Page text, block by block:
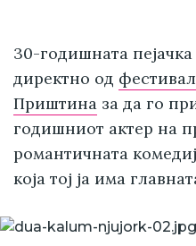
30-годишната
директно од
Приштина за да го
годишниот актер на
романтичната
која тој ја има